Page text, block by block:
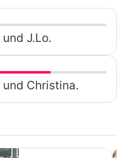
J.Lo.
Christina.